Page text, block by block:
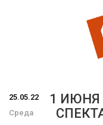
25.05.22
Среда
1 ИЮНЯ